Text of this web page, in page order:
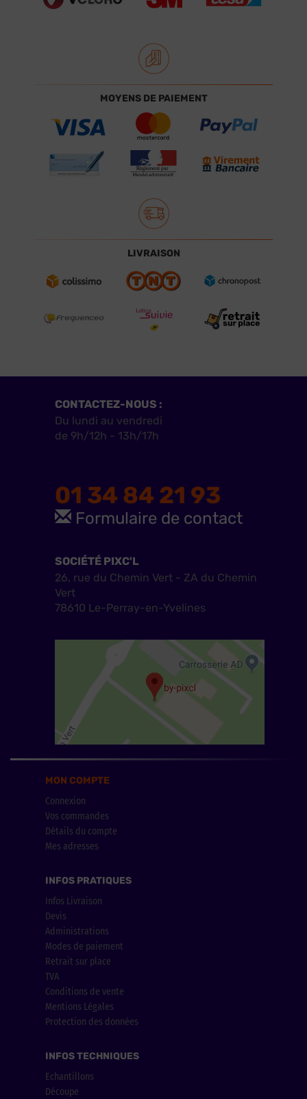
MOYENS DE PAIEMENT
LIVRAISON
CONTACTEZ-NOUS :
Du lundi au vendredi
de 9h/12h - 13h/17h
01 34 84 21 93
Formulaire de contact
SOCIÉTÉ PIXC'L
26, rue du Chemin Vert - ZA du Chemin
Vert
78610 Le-Perray-en-Yvelines
MON COMPTE
Connexion
Vos commandes
Détails du compte
Mes adresses
INFOS PRATIQUES
Infos Livraison
Devis
Administrations
Modes de paiement
Retrait sur place
TVA
Conditions de vente
Mentions Légales
Protection des données
INFOS TECHNIQUES
Echantillons
Découpe